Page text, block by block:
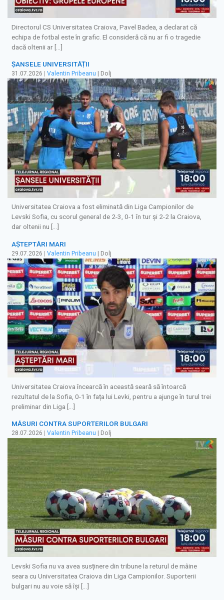
Directorul CS Universitatea Craiova, Pavel Badea, a declarat că
echipa de fotbal este în grafic. El consideră că nu ar fi o tragedie
dacă oltenii ar […]
ȘANSELE UNIVERSITĂȚII
31.07.2026 Valentin Pribeanu | Dolj
Universitatea Craiova a fost eliminată din Liga Campionilor de
Levski Sofia, cu scorul general de 2-3, 0-1 în tur și 2-2 la Craiova,
dar oltenii nu […]
AȘTEPTĂRI MARI
29.07.2026 | Valentin Pribeanu | Dolj
Universitatea Craiova încearcă în această seară să întoarcă
rezultatul de la Sofia, 0-1 în fața lui Levki, pentru a ajunge în turul trei
preliminar din Liga […]
MĂSURI CONTRA SUPORTERILOR BULGARI
28.07.2026 Valentin Pribeanu | Dolj
Levski Sofia nu va avea susținere din tribune la returul de mâine
seara cu Universitatea Craiova din Liga Campionilor. Suporterii
bulgari nu au voie să își […]